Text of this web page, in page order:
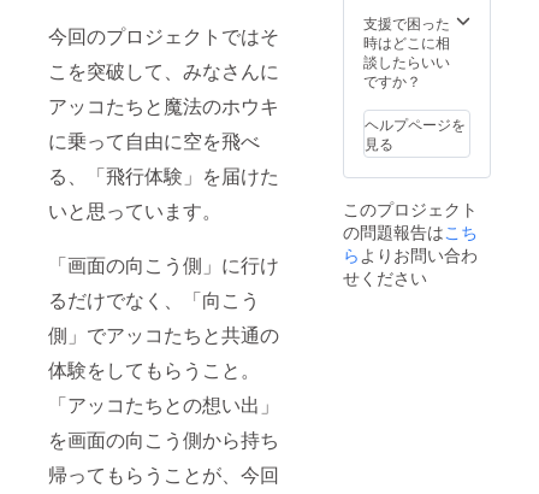
今回のプロジェクトではそ
こを突破して、みなさんに
アッコたちと魔法のホウキ
に乗って自由に空を飛べ
る、「飛行体験」を届けた
いと思っています。
「画面の向こう側」に行け
るだけでなく、「向こう
側」でアッコたちと共通の
体験をしてもらうこと。
「アッコたちとの想い出」
を画面の向こう側から持ち
帰ってもらうことが、今回
れてお
りませ
ん。
ゲーム
別途DL
キーを
送付い
ゲーム
は6月、
その他
グッズ
は6月以
Quest,
PlaySta
tion VR,
SteamV
R) ※対
応プ
ラット
よって
発売時
期が異
なる場
合がご
ざいま
判断し
た場合
は、
CAMPF
IREのア
カウン
記載致
しま
す。
※DL
キーは
プロ
ジェク
にお名
前（サ
イズ
大）を
せてい
ます！
※備考欄
に掲載
したい
お名前
を記入
してく
新バー
ジョン
をご体
験いた
す。
産に
LWA VR
パー
カーを
プレゼ
ント）
※備考欄
原画
（A4：
額縁あ
り） ・
認ミー
グ
@UNIV
RSへの
ご参加
（お土
産に
LWA VR
プ壁
紙」
「デジ
タルサ
トラッ
ク」
「デジ
タル設
集」を
いれて
お送り
します
※各グッ
ケージ
・オリ
ジナル
ステッ
「LWA
VR」サ
ポー
ターの
ト
（ユー
ザー
ネーム
の限定
支援で困った
時はどこに相
談したらいい
ですか？
ヘルプページを
見る
このプロジェクト
の問題報告はこち
らよりお問い合わ
せください